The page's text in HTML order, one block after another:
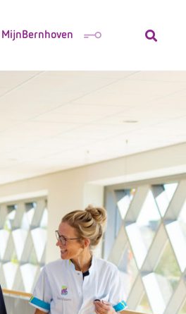
MijnBernhoven